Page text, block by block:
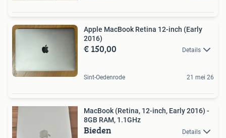
Apple MacBook Retina 12-inch (Early
2016)
€ 150,00 Details
Sint-Oedenrode 21 mei 26
MacBook (Retina, 12-inch, Early 2016) -
8GB RAM, 1.1GHz
Bieden Details